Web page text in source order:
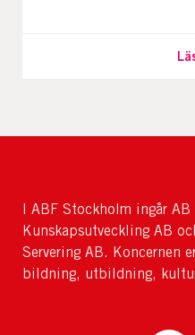
I ABF Stockholm ingår
Kunskapsutveckling AB
Servering AB. Koncernen
bildning, utbildning,